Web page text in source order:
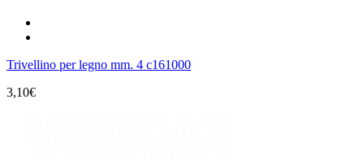
Trivellino per legno mm. 4 c161000
3,10€